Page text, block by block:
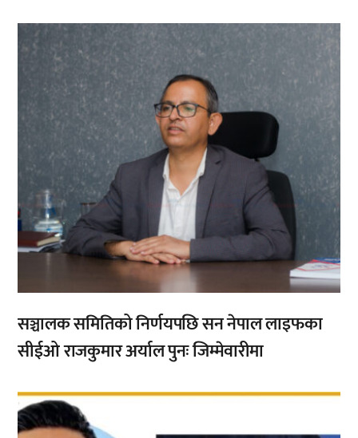
सञ्चालक समितिको निर्णयपछि सन नेपाल लाइफका
सीईओ राजकुमार अर्याल पुनः जिम्मेवारीमा
,